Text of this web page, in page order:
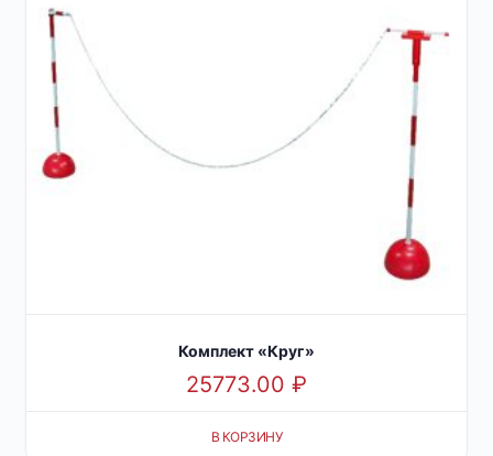
Комплект «Круг»
25773.00 ₽
В КОРЗИНУ